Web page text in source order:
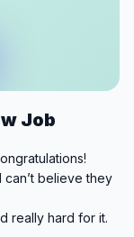
Job
can’t believe they
really hard for it.